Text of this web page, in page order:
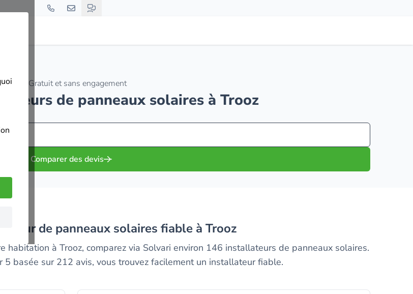
Gratuit et sans engagement
de panneaux solaires à Trooz
Comparer des devis
de panneaux solaires fiable à Trooz
habitation à Trooz, comparez via Solvari environ 146 installateurs de panneaux solaires.
5 basée sur 212 avis, vous trouvez facilement un installateur fiable.